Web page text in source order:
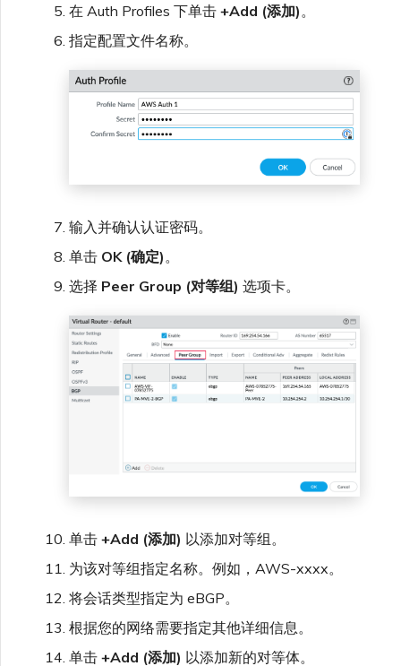
在 Auth Profiles 下单击 +Add (添加) 。
指定配置文件名称。
输入并确认认证密码。
单击 OK (确定) 。
选择 Peer Group (对等组) 选项卡。
单击 +Add (添加) 以添加对等组。
为该对等组指定名称。例如，AWS-xxxx。
将会话类型指定为 eBGP。
根据您的网络需要指定其他详细信息。
单击 +Add (添加) 以添加新的对等体。